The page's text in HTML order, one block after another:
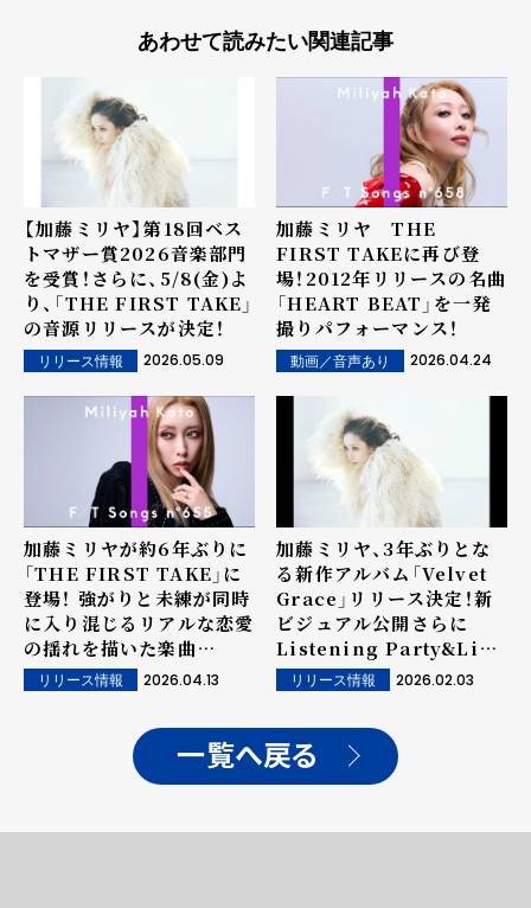
あわせて読みたい関連記事
【加藤ミリヤ】第18回ベス
トマザー賞2026音楽部門
を受賞！さらに、5/8(金)よ
り、「THE FIRST TAKE」
の音源リリースが決定！
リリース情報 2026.05.09
加藤ミリヤ THE
FIRST TAKEに再び登
場！2012年リリースの名曲
「HEART BEAT」を一発
撮りパフォーマンス！
動画／音声あり 2026.04.24
加藤ミリヤが約6年ぶりに
「THE FIRST TAKE」に
登場！ 強がりと未練が同時
に入り混じるリアルな恋愛
の揺れを描いた楽曲
「SAYONARAベイベー」
を一発撮りでパフォーマン
リリース情報 2026.04.13
加藤ミリヤ、3年ぶりとな
る新作アルバム「Velvet
Grace」リリース決定！新
ビジュアル公開さらに
Listening Party&Live
も開催！
リリース情報 2026.02.03
一覧へ戻る